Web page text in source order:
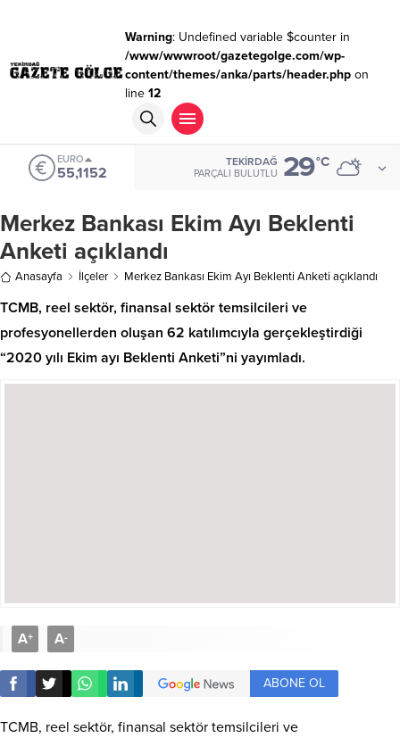
Warning: Undefined variable $counter in
/www/wwwroot/gazetegolge.com/wp-
content/themes/anka/parts/header.phpon
line 12
EURO
55,1152
TEKIRDAĞ
PARÇALI BULUTLU 29°C
Merkez Bankası Ekim Ayı Beklenti
Anketi açıklandı
Anasayfa İlçeler Merkez Bankası Ekim Ayı Beklenti Anketi açıklandı
TCMB, reel sektör, finansal sektör temsilcileri ve
profesyonellerden oluşan 62 katılımcıyla gerçekleştirdiği
“2020 yılı Ekim ayı Beklenti Anketi”ni yayımladı.
A+ A-
ABONE OL
TCMB, reel sektör, finansal sektör temsilcileri ve